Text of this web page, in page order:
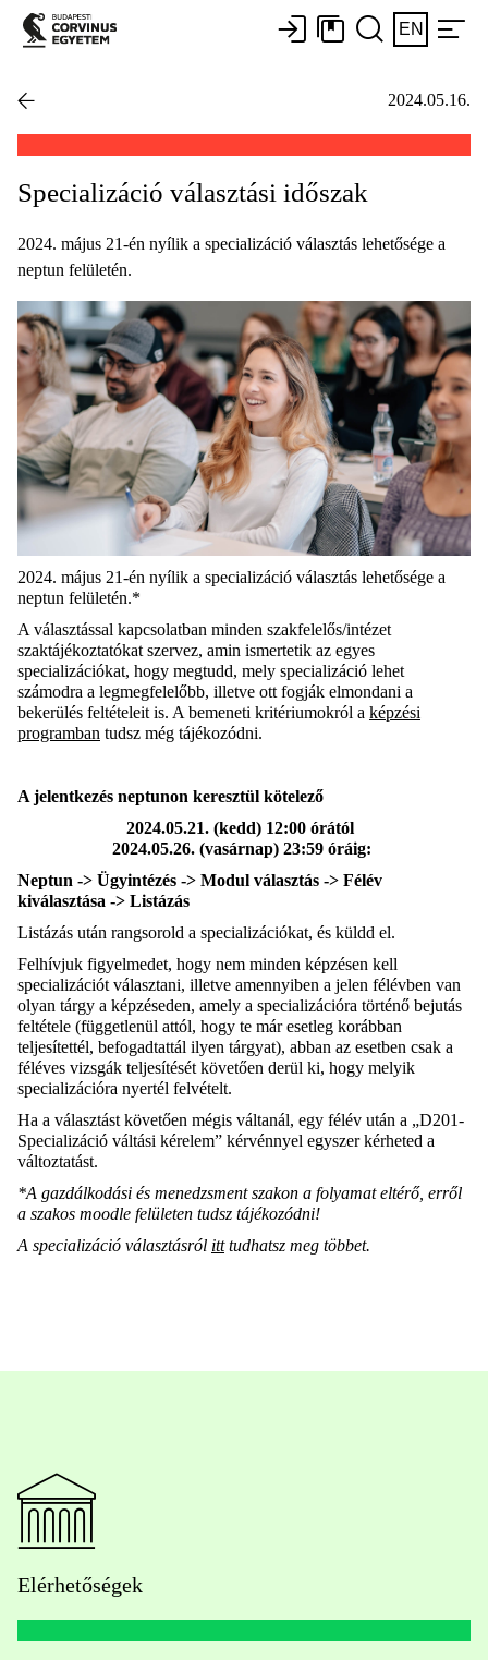
EN
2024.05.16.
Specializáció választási időszak
2024. május 21-én nyílik a specializáció választás lehetősége a
neptun felületén.
2024. május 21-én nyílik a specializáció választás lehetősége a
neptun felületén.*
A választással kapcsolatban minden szakfelelős/intézet
szaktájékoztatókat szervez, amin ismertetik az egyes
specializációkat, hogy megtudd, mely specializáció lehet
számodra a legmegfelelőbb, illetve ott fogják elmondani a
bekerülés feltételeit is. A bemeneti kritériumokról a képzési
programban tudsz még tájékozódni.
A jelentkezés neptunon keresztül kötelező
2024.05.21. (kedd) 12:00 órától
2024.05.26. (vasárnap) 23:59 óráig:
Neptun -> Ügyintézés -> Modul választás -> Félév
kiválasztása -> Listázás
Listázás után rangsorold a specializációkat, és küldd el.
Felhívjuk figyelmedet, hogy nem minden képzésen kell
specializációt választani, illetve amennyiben a jelen félévben van
olyan tárgy a képzéseden, amely a specializációra történő bejutás
feltétele (függetlenül attól, hogy te már esetleg korábban
teljesítettél, befogadtattál ilyen tárgyat), abban az esetben csak a
féléves vizsgák teljesítését követően derül ki, hogy melyik
specializációra nyertél felvételt.
Ha a választást követően mégis váltanál, egy félév után a „D201-
Specializáció váltási kérelem” kérvénnyel egyszer kérheted a
változtatást.
*A gazdálkodási és menedzsment szakon a folyamat eltérő, erről
a szakos moodle felületen tudsz tájékozódni!
A specializáció választásról itttudhatsz meg többet.
Elérhetőségek